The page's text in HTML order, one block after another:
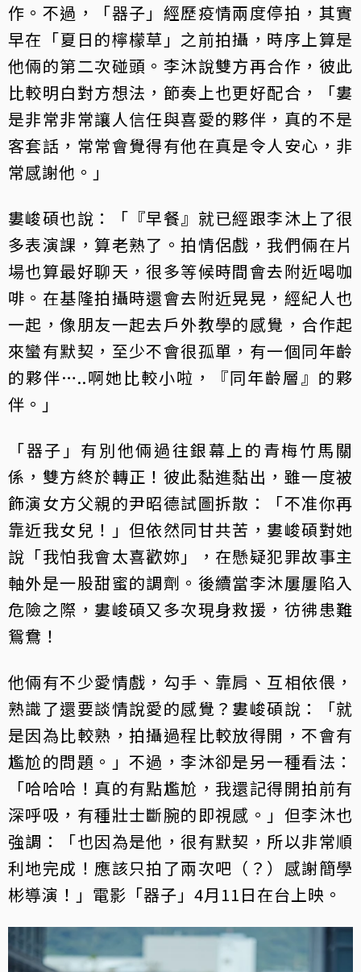
作。不過，「器子」經歷疫情兩度停拍，其實
早在「夏日的檸檬草」之前拍攝，時序上算是
他倆的第二次碰頭。李沐說雙方再合作，彼此
比較明白對方想法，節奏上也更好配合，「婁
是非常非常讓人信任與喜愛的夥伴，真的不是
客套話，常常會覺得有他在真是令人安心，非
常感謝他。」
婁峻碩也說：「『早餐』就已經跟李沐上了很
多表演課，算老熟了。拍情侶戲，我們倆在片
場也算最好聊天，很多等候時間會去附近喝咖
啡。在基隆拍攝時還會去附近晃晃，經紀人也
一起，像朋友一起去戶外教學的感覺，合作起
來蠻有默契，至少不會很孤單，有一個同年齡
的夥伴…..啊她比較小啦，『同年齡層』的夥
伴。」
「器子」有別他倆過往銀幕上的青梅竹馬關
係，雙方終於轉正！彼此黏進黏出，雖一度被
飾演女方父親的尹昭德試圖拆散：「不准你再
靠近我女兒！」但依然同甘共苦，婁峻碩對她
說「我怕我會太喜歡妳」，在懸疑犯罪故事主
軸外是一股甜蜜的調劑。後續當李沐屢屢陷入
危險之際，婁峻碩又多次現身救援，彷彿患難
鴛鴦！
他倆有不少愛情戲，勾手、靠肩、互相依偎，
熟識了還要談情說愛的感覺？婁峻碩說：「就
是因為比較熟，拍攝過程比較放得開，不會有
尷尬的問題。」不過，李沐卻是另一種看法：
「哈哈哈！真的有點尷尬，我還記得開拍前有
深呼吸，有種壯士斷腕的即視感。」但李沐也
強調：「也因為是他，很有默契，所以非常順
利地完成！應該只拍了兩次吧（？）感謝簡學
彬導演！」電影「器子」4月11日在台上映。